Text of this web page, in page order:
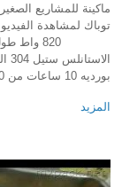
توباك لمشاهدة
بورديه 10 ساعات من 50 الي 70 كيلو […]
المزيد